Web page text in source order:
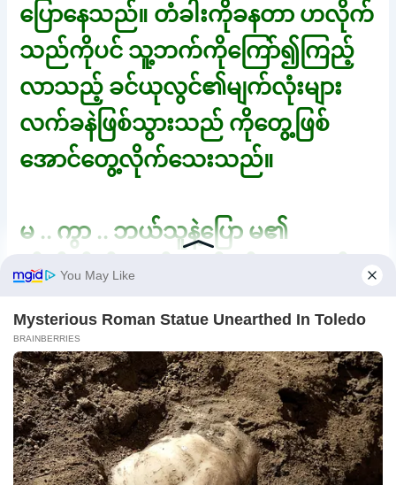
ပြောနေသည်။ တံခါးကိုခနတာ ဟလိုက်
သည်ကိုပင် သူ့ဘက်ကိုကြော်၍ကြည့်
လာသည့် ခင်ယုလွင်၏မျက်လုံးများ
လက်ခနဲဖြစ်သွားသည် ကိုတွေ့ဖြစ်
အောင်တွေ့လိုက်သေးသည်။
မ .. ကွာ .. ဘယ်သူနဲ့ပြော မ၏
တိတ်တိတ်နေရန် လက်ညှိုးလေးနုတ်
ကြောင့်သူ့စကားတန့်သွားသည်။
ထို့နောက် မက ဖုန်းကိုချ၍သူ့နှဖူးကို
နမ်းကာတိုးတိုးလေးပြောသည်။ ဆေးရုံ
ကဆက်တာမောင် .. မွေးလူနာ